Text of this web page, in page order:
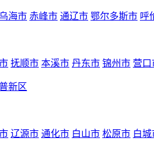
乌海市 赤峰市 通辽市 鄂尔多斯市 呼
抚顺市 本溪市 丹东市 锦州市 营口
新区
辽源市 通化市 白山市 松原市 白城